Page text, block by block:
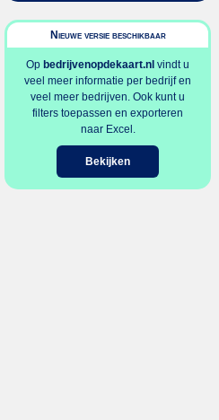
Nieuwe versie beschikbaar
Op bedrijvenopdekaart.nl vindt u
veel meer informatie per bedrijf en
veel meer bedrijven. Ook kunt u
filters toepassen en exporteren
naar Excel.
Bekijken